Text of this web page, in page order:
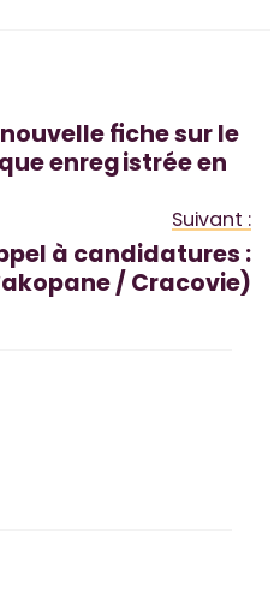
fiche sur le
enregistrée en
Suivant :
à candidatures :
/ Cracovie)